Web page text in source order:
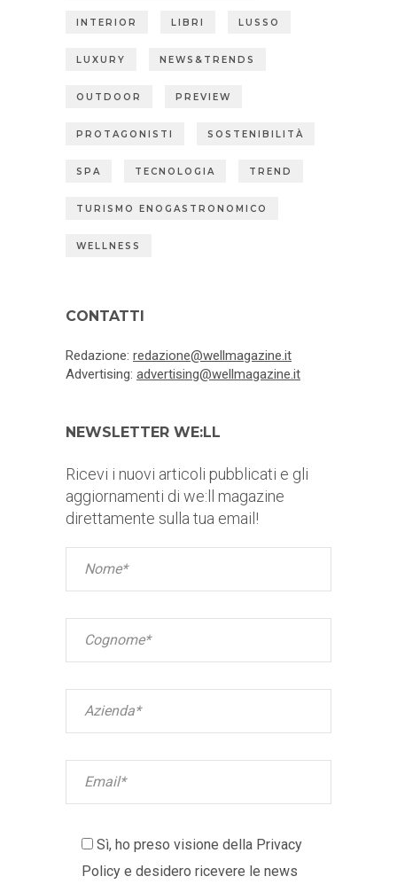
INTERIOR LIBRI LUSSO
LUXURY NEWS&TRENDS
OUTDOOR PREVIEW
PROTAGONISTI SOSTENIBILITÀ
SPA TECNOLOGIA TREND
TURISMO ENOGASTRONOMICO
WELLNESS
CONTATTI
Redazione: redazione@wellmagazine.it
Advertising: advertising@wellmagazine.it
NEWSLETTER WE:LL
Ricevi i nuovi articoli pubblicati e gli
aggiornamenti di we:ll magazine
direttamente sulla tua email!
Sì, ho preso visione della Privacy
Policy e desidero ricevere le news